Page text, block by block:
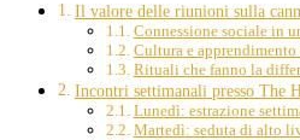
Il valore delle riunioni sulla
Connessione sociale in
Cultura e apprendimento
Rituali che fanno la
Incontri settimanali presso The
Lunedì: estrazione
Martedì: seduta di alto